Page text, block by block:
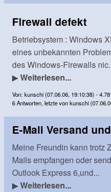
Firewall defekt
Betriebsystem : Windows
eines unbekannten
des Windows-Firewalls
▶Weiterlesen...
Von: kunschi (07.06.06, 19:10:38) -
6 Antworten, letzte von kunschi
E-Mail Versand
Meine Freundin kann trotz
Mails empfangen oder
Outlook Express 6,und...
▶Weiterlesen...